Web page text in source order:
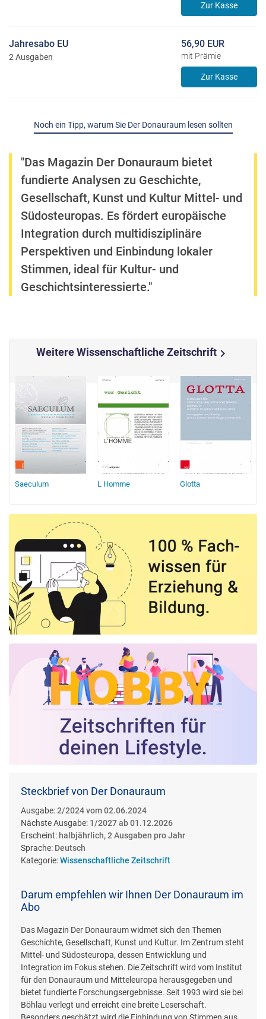
Zur Kasse
Jahresabo EU
2 Ausgaben
56,90 EUR
mit Prämie
Zur Kasse
Noch ein Tipp, warum Sie Der Donauraum lesen sollten
"Das Magazin Der Donauraum bietet
fundierte Analysen zu Geschichte,
Gesellschaft, Kunst und Kultur Mittel- und
Südosteuropas. Es fördert europäische
Integration durch multidisziplinäre
Perspektiven und Einbindung lokaler
Stimmen, ideal für Kultur- und
Geschichtsinteressierte."
Weitere Wissenschaftliche Zeitschriftchevron_right
Saeculum L Homme Glotta
Steckbrief von Der Donauraum
Ausgabe:2/2024 vom 02.06.2024
Nächste Ausgabe: 1/2027 ab 01.12.2026
Erscheint: halbjährlich, 2 Ausgaben pro Jahr
Sprache: Deutsch
Kategorie:Wissenschaftliche Zeitschrift
Darum empfehlen wir Ihnen Der Donauraum im
Abo
Das Magazin Der Donauraum widmet sich den Themen
Geschichte, Gesellschaft, Kunst und Kultur. Im Zentrum steht
Mittel- und Südosteuropa, dessen Entwicklung und
Integration im Fokus stehen. Die Zeitschrift wird vom Institut
für den Donauraum und Mitteleuropa herausgegeben und
bietet fundierte Forschungsergebnisse. Seit 1993 wird sie bei
Böhlau verlegt und erreicht eine breite Leserschaft.